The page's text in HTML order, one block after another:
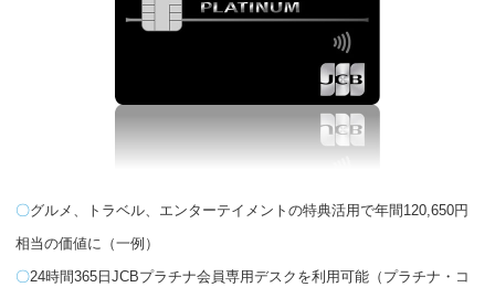
グルメ、トラベル、エンターテイメントの特典活用で年間120,650円
相当の価値に（一例）
24時間365日JCBプラチナ会員専用デスクを利用可能（プラチナ・コ